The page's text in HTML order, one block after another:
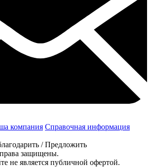
компания Справочная информация
/ Предложить
защищены.
не является публичной офертой.